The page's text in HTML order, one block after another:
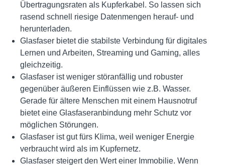
Übertragungsraten als Kupferkabel. So lassen sich
rasend schnell riesige Datenmengen herauf- und
herunterladen.
Glasfaser bietet die stabilste Verbindung für digitales
Lernen und Arbeiten, Streaming und Gaming, alles
gleichzeitig.
Glasfaser ist weniger störanfällig und robuster
gegenüber äußeren Einflüssen wie z.B. Wasser.
Gerade für ältere Menschen mit einem Hausnotruf
bietet eine Glasfaseranbindung mehr Schutz vor
möglichen Störungen.
Glasfaser ist gut fürs Klima, weil weniger Energie
verbraucht wird als im Kupfernetz.
Glasfaser steigert den Wert einer Immobilie. Wenn